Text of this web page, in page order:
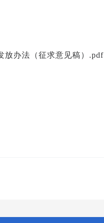
放办法（征求意见稿）.pdf